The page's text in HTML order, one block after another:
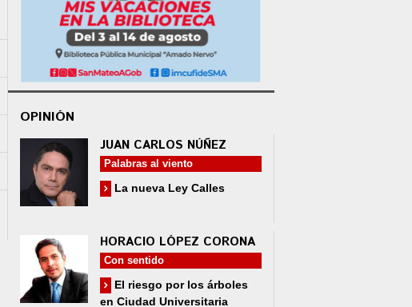
OPINIÓN
JUAN CARLOS NÚÑEZ
Palabras al viento
La nueva Ley Calles
HORACIO LÓPEZ CORONA
Con sentido
El riesgo por los árboles
en Ciudad Universitaria